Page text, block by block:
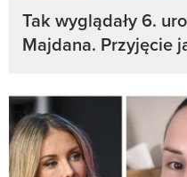
Tak wyglądały 6.
Majdana. Przyjęcie